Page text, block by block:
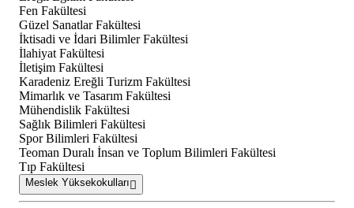
Fen Fakültesi
Güzel Sanatlar Fakültesi
İktisadi ve İdari Bilimler Fakültesi
İlahiyat Fakültesi
İletişim Fakültesi
Karadeniz Ereğli Turizm Fakültesi
Mimarlık ve Tasarım Fakültesi
Mühendislik Fakültesi
Sağlık Bilimleri Fakültesi
Spor Bilimleri Fakültesi
Teoman Duralı İnsan ve Toplum Bilimleri Fakültesi
Tıp Fakültesi
Meslek Yüksekokulları